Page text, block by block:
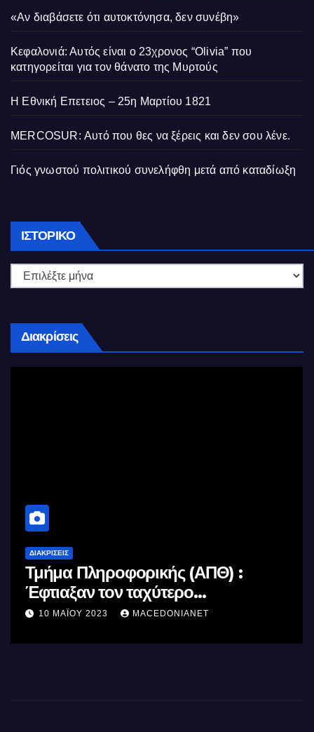
«Αν διαβάσετε ότι αυτοκτόνησα, δεν συνέβη»
Κεφαλονιά: Αυτός είναι ο 23χρονος “Olivia” που
κατηγορείται για τον θάνατο της Μυρτούς
Η Εθνική Επετειος – 25η Μαρτίου 1821
MERCOSUR: Αυτό που θες να ξέρεις και δεν σου λένε.
Γιός γνωστού πολιτικού συνελήφθη μετά από καταδίωξη
ΙΣΤΟΡΙΚΌ Ιστορικό
Διακρίσεις
ΔΙΑΚΡΊΣΕΙΣ
Τμήμα Πληροφορικής (ΑΠΘ) :
Έφτιαξαν τον ταχύτερο
επεξεργαστή AI στον κόσμο με τη
10 ΜΑΪ́ΟΥ 2023 MACEDONIANET